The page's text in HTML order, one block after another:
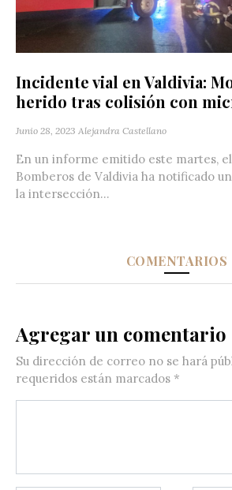
Incidente vial en Valdivia:
herido tras colisión con
Junio 28, 2023 Alejandra Castellano
En un informe emitido este martes,
Bomberos de Valdivia ha notificado
la intersección...
COMENTARIOS
Agregar un comentario
Su dirección de correo no se hará
requeridos están marcados *